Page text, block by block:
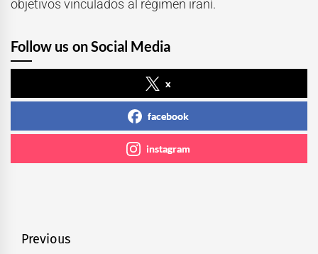
objetivos vinculados al régimen iraní.
Follow us on Social Media
x
facebook
instagram
Navegación
Previous